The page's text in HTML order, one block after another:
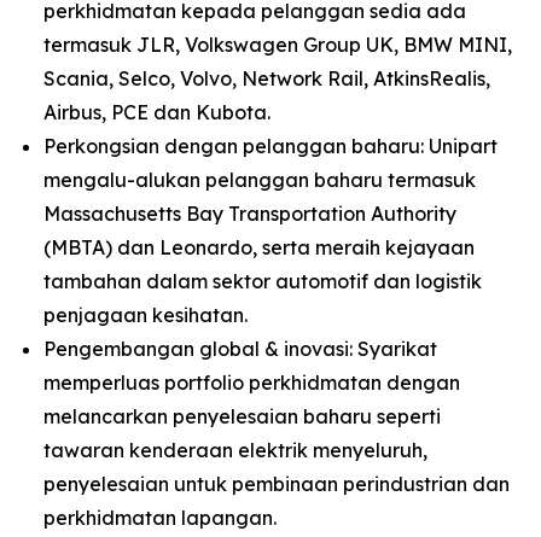
perkhidmatan kepada pelanggan sedia ada
termasuk JLR, Volkswagen Group UK, BMW MINI,
Scania, Selco, Volvo, Network Rail, AtkinsRealis,
Airbus, PCE dan Kubota.
Perkongsian dengan pelanggan baharu: Unipart
mengalu-alukan pelanggan baharu termasuk
Massachusetts Bay Transportation Authority
(MBTA) dan Leonardo, serta meraih kejayaan
tambahan dalam sektor automotif dan logistik
penjagaan kesihatan.
Pengembangan global & inovasi: Syarikat
memperluas portfolio perkhidmatan dengan
melancarkan penyelesaian baharu seperti
tawaran kenderaan elektrik menyeluruh,
penyelesaian untuk pembinaan perindustrian dan
perkhidmatan lapangan.